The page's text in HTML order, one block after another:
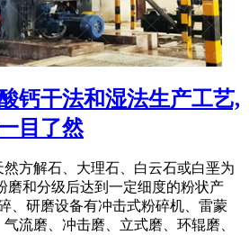
钙干法和湿法生产工艺,
目了然
方解石、大理石、白云石或白垩为
磨和分级后达到一定细度的粉状产
、研磨设备有冲击式粉碎机、雷蒙
流磨、冲击磨、立式磨、环辊磨、